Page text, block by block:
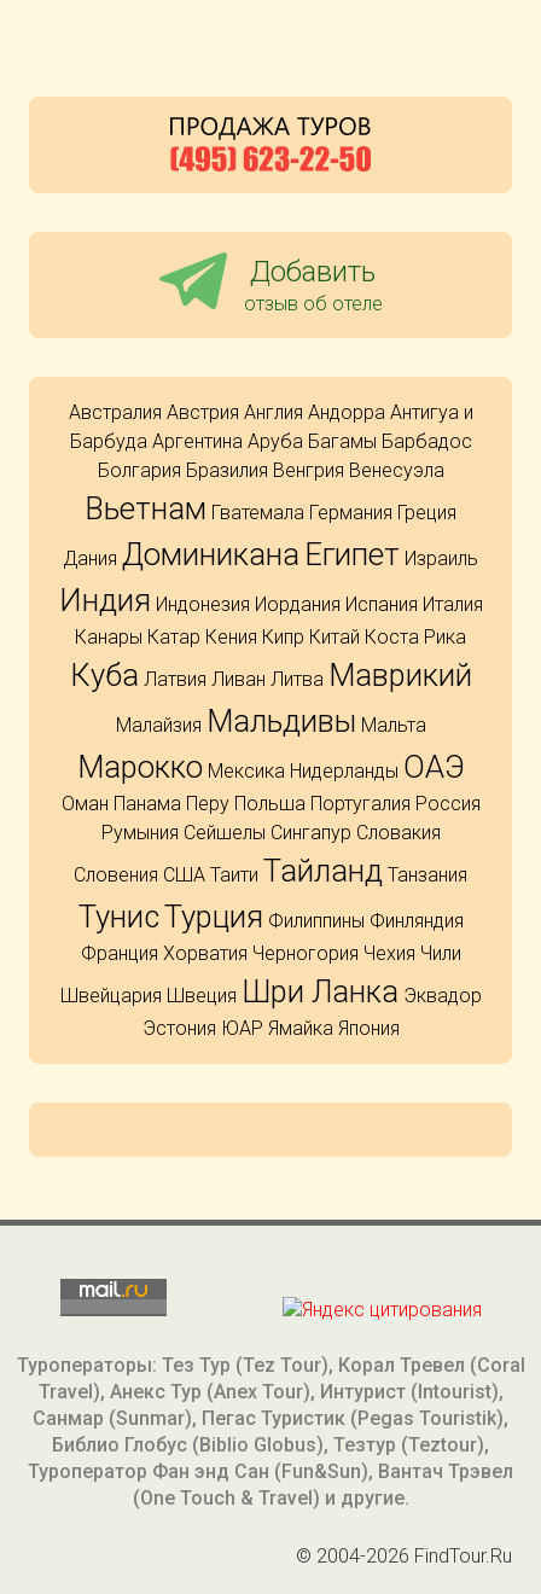
Добавить
отзыв об отеле
Австралия Австрия Англия Андорра Антигуа и
Барбуда Аргентина Аруба Багамы Барбадос
Болгария Бразилия Венгрия Венесуэла
Вьетнам Гватемала Германия Греция
Дания Доминикана Египет Израиль
Индия Индонезия Иордания Испания Италия
Канары Катар Кения Кипр Китай Коста Рика
Куба Латвия Ливан Литва Маврикий
Малайзия Мальдивы Мальта
Марокко Мексика Нидерланды ОАЭ
Оман Панама Перу Польша Португалия Россия
Румыния Сейшелы Сингапур Словакия
Словения США Таити Тайланд Танзания
ТунисТурция Филиппины Финляндия
Франция Хорватия Черногория Чехия Чили
Швейцария Швеция Шри Ланка Эквадор
Эстония ЮАР Ямайка Япония
Туроператоры: Тез Тур (Tez Tour), Корал Тревел (Coral
Travel), Анекс Тур (Anex Tour), Интурист (Intourist),
Санмар (Sunmar), Пегас Туристик (Pegas Touristik),
Библио Глобус (Biblio Globus), Тезтур (Teztour),
Туроператор Фан энд Сан (Fun&Sun), Вантач Трэвел
(One Touch & Travel) и другие.
© 2004-2026 FindTour.Ru